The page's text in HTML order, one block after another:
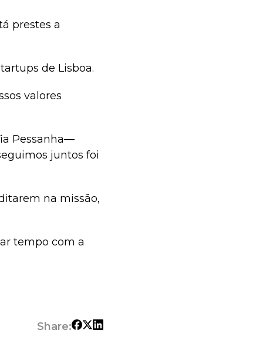
prestes a
de Lisboa.
valores
Pessanha—
juntos foi
na missão,
tempo com a
Share: